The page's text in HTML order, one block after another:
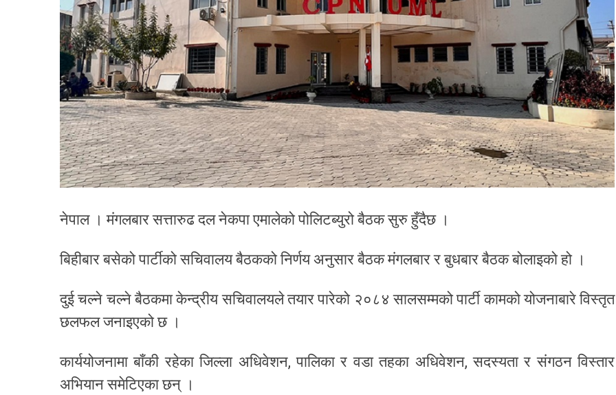
नेपाल । मंगलबार सत्तारुढ दल नेकपा एमालेको पोलिटब्युरो बैठक सुरु हुँदैछ ।
बिहीबार बसेको पार्टीको सचिवालय बैठकको निर्णय अनुसार बैठक मंगलबार र बुधबार बैठक बोलाइको हो ।
दुई चल्ने चल्ने बैठकमा केन्द्रीय सचिवालयले तयार पारेको २०८४ सालसम्मको पार्टी कामको योजनाबारे विस्तृत
छलफल जनाइएको छ ।
कार्ययोजनामा बाँकी रहेका जिल्ला अधिवेशन, पालिका र वडा तहका अधिवेशन, सदस्यता र संगठन विस्तार
अभियान समेटिएका छन् ।